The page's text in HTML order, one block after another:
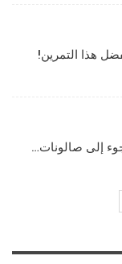
هذا التمرين!
إلى صالونات…